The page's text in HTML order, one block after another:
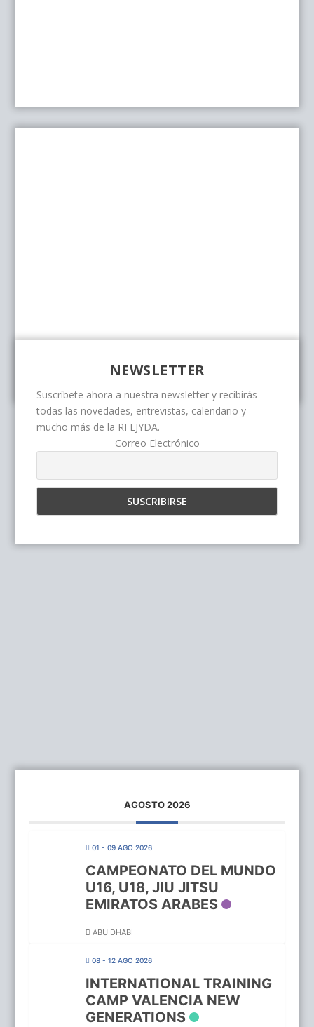
NEWSLETTER
Suscríbete ahora a nuestra newsletter y recibirás
todas las novedades, entrevistas, calendario y
mucho más de la RFEJYDA.
Correo Electrónico
AGOSTO 2026
01 - 09 AGO 2026
CAMPEONATO DEL MUNDO
U16, U18, JIU JITSU
EMIRATOS ARABES
ABU DHABI
08 - 12 AGO 2026
INTERNATIONAL TRAINING
CAMP VALENCIA NEW
GENERATIONS